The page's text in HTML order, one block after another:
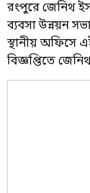
রংপুরে জেনিথ
ব্যবসা উন্নয়ন
স্থানীয় অফিসে
বিজ্ঞপ্তিতে